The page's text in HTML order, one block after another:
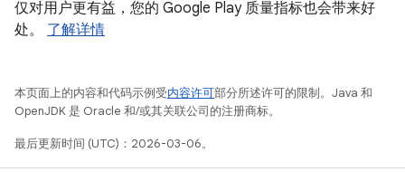
仅对用户更有益，您的 Google Play 质量指标也会带来好
处。 了解详情
本页面上的内容和代码示例受内容许可部分所述许可的限制。Java 和
OpenJDK 是 Oracle 和/或其关联公司的注册商标。
最后更新时间 (UTC)：2026-03-06。